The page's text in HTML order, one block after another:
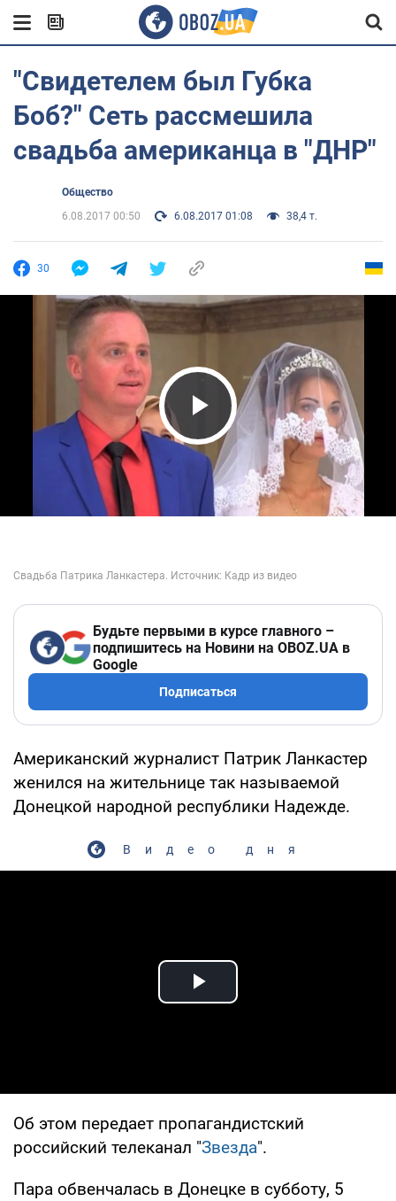
"Свидетелем был Губка
Боб?" Сеть рассмешила
свадьба американца в "ДНР"
Общество
6.08.2017 00:50
6.08.2017 01:08 38,4 т.
30
Play Video
Будьте первыми в курсе главного –
подпишитесь на Новини на OBOZ.UA в
Google
Подписаться
Американский журналист Патрик Ланкастер
женился на жительнице так называемой
Донецкой народной республики Надежде.
Видео дня
Play Video
Об этом передает пропагандистский
российский телеканал "Звезда".
Пара обвенчалась в Донецке в субботу, 5